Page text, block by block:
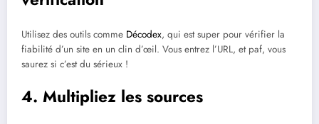
Utilisez des outils comme Décodex, qui est super pour vérifier la
fiabilité d’un site en un clin d’œil. Vous entrez l’URL, et paf, vous
saurez si c’est du sérieux !
4. Multipliez les sources